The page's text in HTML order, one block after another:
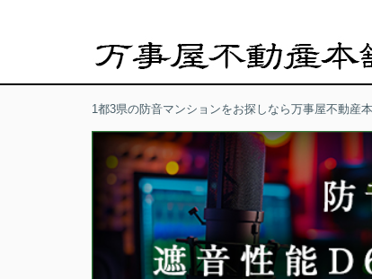
1都3県の防音マンションをお探しなら万事屋不動産